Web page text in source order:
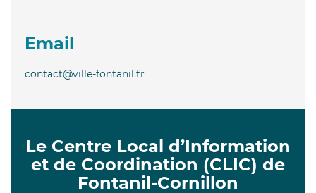
Email
contact@ville-fontanil.fr
Le Centre Local d’Information
et de Coordination (CLIC) de
Fontanil-Cornillon